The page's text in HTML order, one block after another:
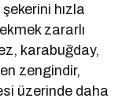
hızla
zararlı
karabuğday,
zengindir,
üzerinde daha